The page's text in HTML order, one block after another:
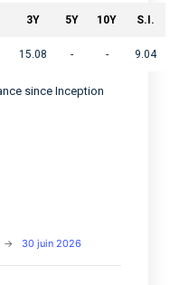
3Y 5Y 10Y S.I.
15.08 - - 9.04
since Inception
→ 30 juin 2026